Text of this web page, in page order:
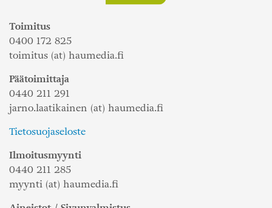
Toimitus
0400 172 825
toimitus (at) haumedia.fi
Päätoimittaja
0440 211 291
jarno.laatikainen (at) haumedia.fi
Tietosuojaseloste
Ilmoitusmyynti
0440 211 285
myynti (at) haumedia.fi